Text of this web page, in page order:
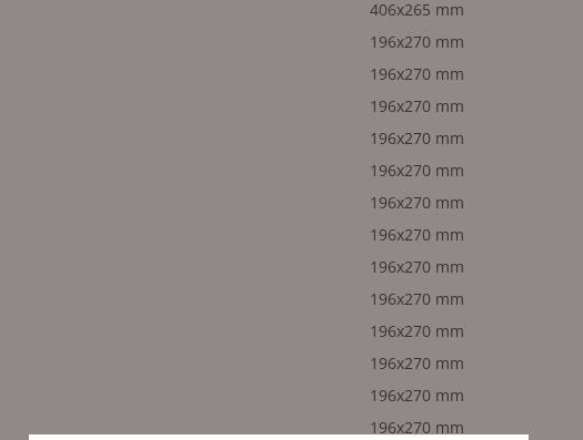
406x265 mm
196x270 mm
196x270 mm
196x270 mm
196x270 mm
196x270 mm
196x270 mm
196x270 mm
196x270 mm
196x270 mm
196x270 mm
196x270 mm
196x270 mm
196x270 mm